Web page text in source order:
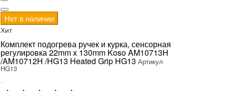
Нет в наличии
Хит
Комплект подогрева ручек и курка, сенсорная
регулировка 22mm x 130mm Koso AM10713H
/AM10712H /HG13 Heated Grip HG13 Артикул
HG13